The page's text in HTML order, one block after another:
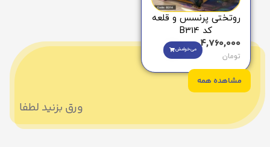
روتختی پرنسس و قلعه
کد B314
4,760,000
تومان
می‌خوامش
مشاهده همه
ورق بزنید لطفا